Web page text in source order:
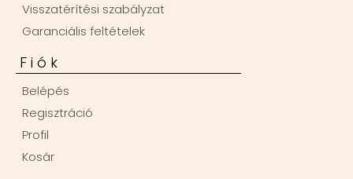
Visszatérítési szabályzat
Garanciális feltételek
Fiók
Belépés
Regisztráció
Profil
Kosár